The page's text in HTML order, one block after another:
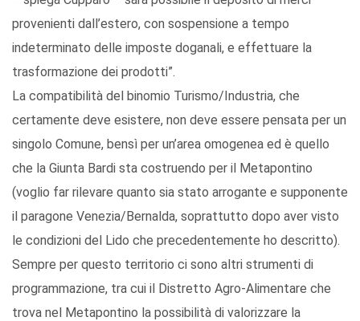
provenienti dall’estero, con sospensione a tempo
indeterminato delle imposte doganali, e effettuare la
trasformazione dei prodotti”.
La compatibilità del binomio Turismo/Industria, che
certamente deve esistere, non deve essere pensata per un
singolo Comune, bensì per un’area omogenea ed è quello
che la Giunta Bardi sta costruendo per il Metapontino
(voglio far rilevare quanto sia stato arrogante e supponente
il paragone Venezia/Bernalda, soprattutto dopo aver visto
le condizioni del Lido che precedentemente ho descritto).
Sempre per questo territorio ci sono altri strumenti di
programmazione, tra cui il Distretto Agro-Alimentare che
trova nel Metapontino la possibilità di valorizzare la